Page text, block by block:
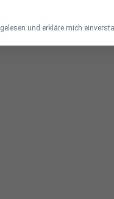
gelesen und erkläre mich